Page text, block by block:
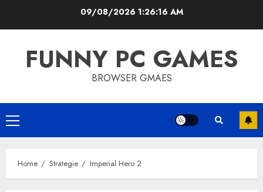
09/08/20261:26:17 AM
FUNNY PC GAMES
BROWSER GMAES
Primary
Menu
Home Strategie Imperial Hero 2